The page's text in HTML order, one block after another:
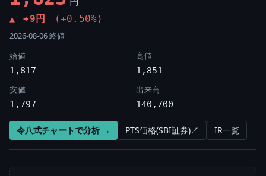
▲ +9円 (+0.50%)
2026-08-06 終値
始値
1,817
高値
1,851
安値
1,797
出来高
140,700
令八式チャートで分析 → PTS価格(SBI証券)↗ IR一覧